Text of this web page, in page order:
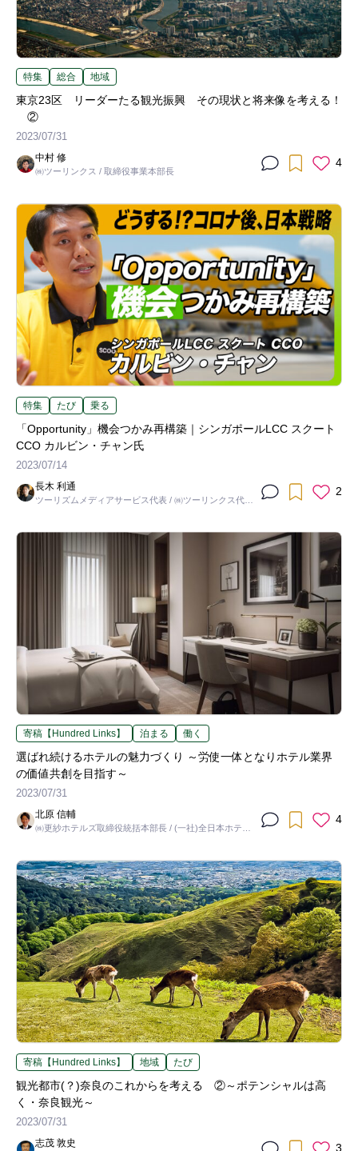
特集 総合 地域
東京23区 リーダーたる観光振興 その現状と将来像を考える！
②
2023/07/31
中村 修
㈱ツーリンクス / 取締役事業本部長
4
特集 たび 乗る
「Opportunity」機会つかみ再構築｜シンガポールLCC スクート
CCO カルビン・チャン氏
2023/07/14
長木 利通
ツーリズムメディアサービス代表 / ㈱ツーリンクス代表
2
寄稿【Hundred Links】 泊まる 働く
選ばれ続けるホテルの魅力づくり ～労使一体となりホテル業界
の価値共創を目指す～
2023/07/31
北原 信輔
㈱更紗ホテルズ取締役統括本部長 / (一社)全日本ホテル
4
寄稿【Hundred Links】 地域 たび
観光都市(？)奈良のこれからを考える ②～ポテンシャルは高
く・奈良観光～
2023/07/31
志茂 敦史 3